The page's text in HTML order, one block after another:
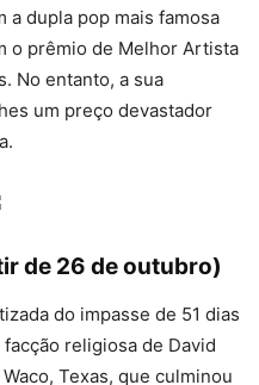
a dupla pop mais famosa
o prêmio de Melhor Artista
No entanto, a sua
um preço devastador
de 26 de outubro)
do impasse de 51 dias
religiosa de David
Texas, que culminou